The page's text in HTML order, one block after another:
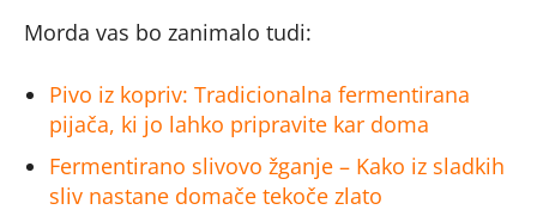
Morda vas bo zanimalo tudi:
Pivo iz kopriv: Tradicionalna fermentirana
pijača, ki jo lahko pripravite kar doma
Fermentirano slivovo žganje – Kako iz sladkih
sliv nastane domače tekoče zlato